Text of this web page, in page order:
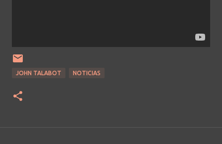
JOHN TALABOT NOTICIAS